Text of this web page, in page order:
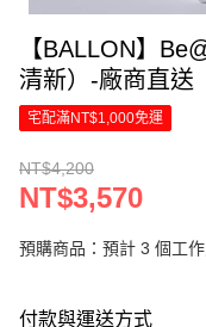
【BALLON】
清新）-廠商直送
宅配滿NT$1,000免運
NT$4,200
NT$3,570
預購商品：預計 3 個工
付款與運送方式